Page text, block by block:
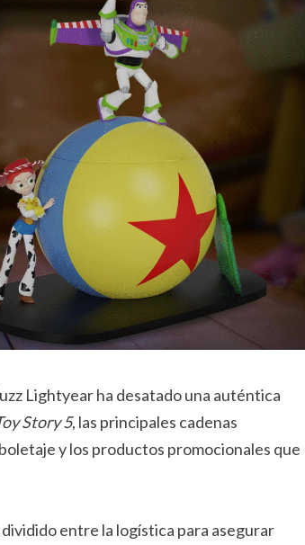
Lightyear ha desatado una auténtica
Story 5, las principales cadenas
y los productos promocionales que
entre la logística para asegurar